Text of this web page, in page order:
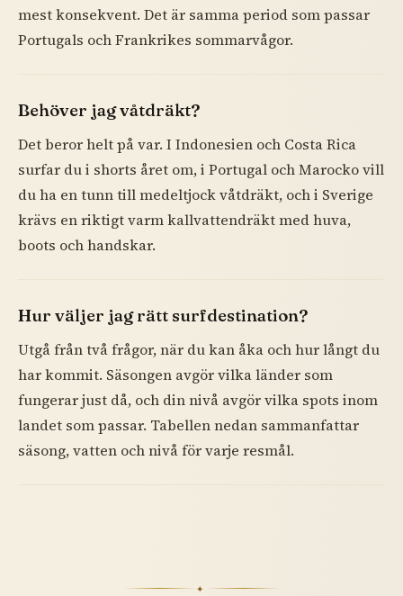
mest konsekvent. Det är samma period som passar
Portugals och Frankrikes sommarvågor.
Behöver jag våtdräkt?
Det beror helt på var. I Indonesien och Costa Rica
surfar du i shorts året om, i Portugal och Marocko vill
du ha en tunn till medeltjock våtdräkt, och i Sverige
krävs en riktigt varm kallvattendräkt med huva,
boots och handskar.
Hur väljer jag rätt surfdestination?
Utgå från två frågor, när du kan åka och hur långt du
har kommit. Säsongen avgör vilka länder som
fungerar just då, och din nivå avgör vilka spots inom
landet som passar. Tabellen nedan sammanfattar
säsong, vatten och nivå för varje resmål.
✦